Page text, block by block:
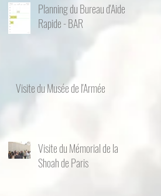
Planning du Bureau d'Aide
Rapide - BAR
Visite du Musée de l'Armée
Visite du Mémorial de la
Shoah de Paris